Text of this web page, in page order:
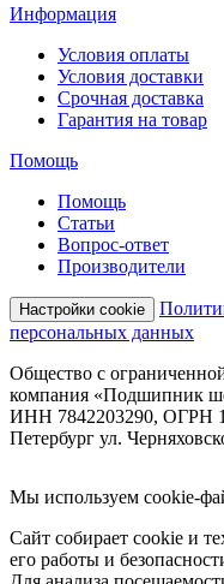
Информация
Условия оплаты
Условия доставки
Срочная доставка
Гарантия на товар
Помощь
Помощь
Статьи
Вопрос-ответ
Производители
Настройки cookie
персональных данных
Общество с
компания «Подшипник
ИНН 7842203290, ОГРН
Петербург ул.
Мы используем cookie-
Сайт собирает cookie и
его работы и